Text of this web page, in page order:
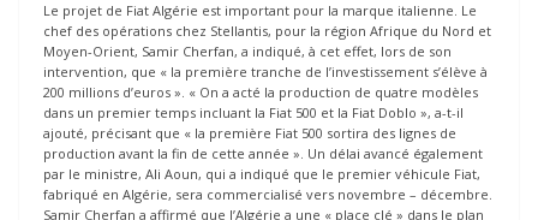
Le projet de Fiat Algérie est important pour la marque italienne. Le
chef des opérations chez Stellantis, pour la région Afrique du Nord et
Moyen-Orient, Samir Cherfan, a indiqué, à cet effet, lors de son
intervention, que « la première tranche de l’investissement s’élève à
200 millions d’euros ». « On a acté la production de quatre modèles
dans un premier temps incluant la Fiat 500 et la Fiat Doblo », a-t-il
ajouté, précisant que « la première Fiat 500 sortira des lignes de
production avant la fin de cette année ». Un délai avancé également
par le ministre, Ali Aoun, qui a indiqué que le premier véhicule Fiat,
fabriqué en Algérie, sera commercialisé vers novembre – décembre.
Samir Cherfan a affirmé que l’Algérie a une « place clé » dans le plan